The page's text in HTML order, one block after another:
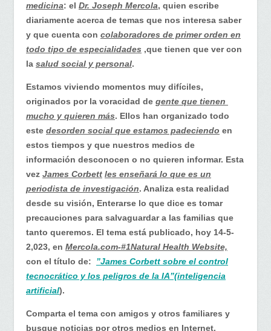
medicina: el Dr. Joseph Mercola, quien escribe
diariamente acerca de temas que nos interesa saber
y que cuenta con colaboradores de primer orden en
todo tipo de especialidades ,que tienen que ver con
la salud social y personal.
Estamos viviendo momentos muy difíciles,
originados por la voracidad de gente que tienen
mucho y quieren más. Ellos han organizado todo
este desorden social que estamos padeciendo en
estos tiempos y que nuestros medios de
información desconocen o no quieren informar. Esta
vez James Corbett les enseñará lo que es un
periodista de investigación. Analiza esta realidad
desde su visión, Enterarse lo que dice es tomar
precauciones para salvaguardar a las familias que
tanto queremos. El tema está publicado, hoy 14-5-
2,023, en Mercola.com-#1Natural Health Website,
con el título de: ”James Corbett sobre el control
tecnocrático y los peligros de la IA”(inteligencia
artificial).
Comparta el tema con amigos y otros familiares y
busque noticias por otros medios en Internet.